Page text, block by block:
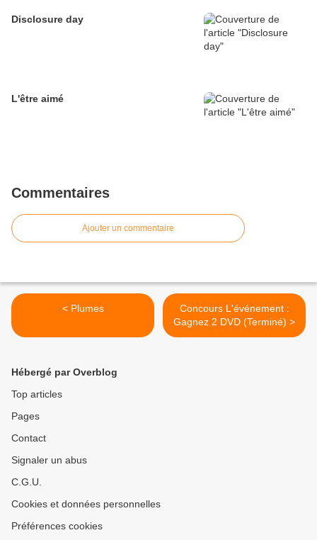
Disclosure day
L'être aimé
Commentaires
Ajouter un commentaire
< Plumes
Concours L'événement :
Gagnez 2 DVD (Terminé) >
Hébergé par Overblog
Top articles
Pages
Contact
Signaler un abus
C.G.U.
Cookies et données personnelles
Préférences cookies